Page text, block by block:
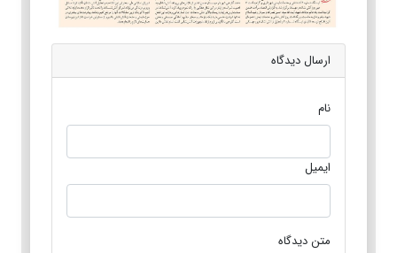
ارسال دیدگاه
نام
ایمیل
متن دیدگاه